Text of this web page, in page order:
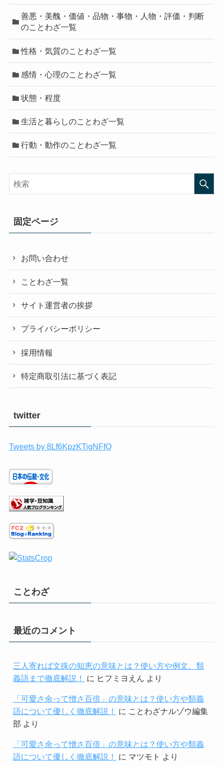
善悪・美醜・価値・品物・事物・人物・評価・判断
のことわざ一覧
性格・気質のことわざ一覧
感情・心理のことわざ一覧
状態・程度
生活と暮らしのことわざ一覧
行動・動作のことわざ一覧
固定ページ
お問い合わせ
ことわざ一覧
サイト運営者の挨拶
プライバシーポリシー
採用情報
特定商取引法に基づく表記
twitter
Tweets by 8Lf6KpzKTigNFfQ
ことわざ
最近のコメント
三人寄れば文殊の知恵の意味とは？使い方や例文、類
義語まで徹底解説！
に ヒフミヨえん より
「可愛さ余って憎さ百倍」の意味とは？使い方や類義
語について優しく徹底解説！
に ことわざナルゾウ編集
部 より
「可愛さ余って憎さ百倍」の意味とは？使い方や類義
語について優しく徹底解説！
に マツモト より